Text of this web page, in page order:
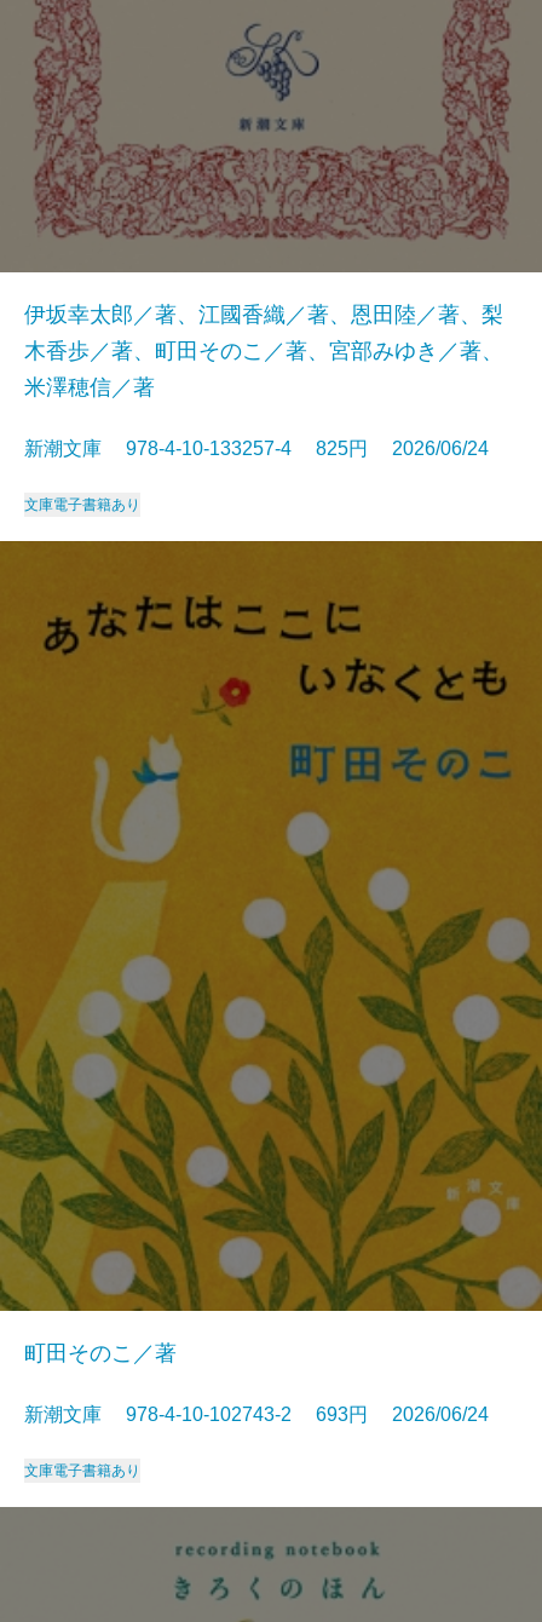
伊坂幸太郎／著、江國香織／著、恩田陸／著、梨
木香歩／著、町田そのこ／著、宮部みゆき／著、
米澤穂信／著
新潮文庫 978-4-10-133257-4 825円 2026/06/24
文庫電子書籍あり
町田そのこ／著
新潮文庫 978-4-10-102743-2 693円 2026/06/24
文庫電子書籍あり